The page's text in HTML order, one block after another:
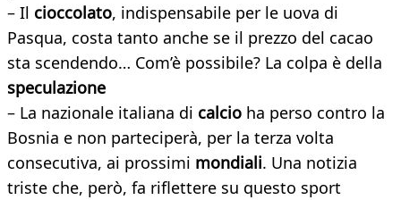
– Il cioccolato, indispensabile per le uova di
Pasqua, costa tanto anche se il prezzo del cacao
sta scendendo… Com’è possibile? La colpa è della
speculazione
– La nazionale italiana di calcio ha perso contro la
Bosnia e non parteciperà, per la terza volta
consecutiva, ai prossimi mondiali. Una notizia
triste che, però, fa riflettere su questo sport